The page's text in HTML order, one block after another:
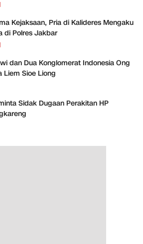
Kejaksaan, Pria di Kalideres Mengaku
di Polres Jakbar
dan Dua Konglomerat Indonesia Ong
Liem Sioe Liong
Sidak Dugaan Perakitan HP